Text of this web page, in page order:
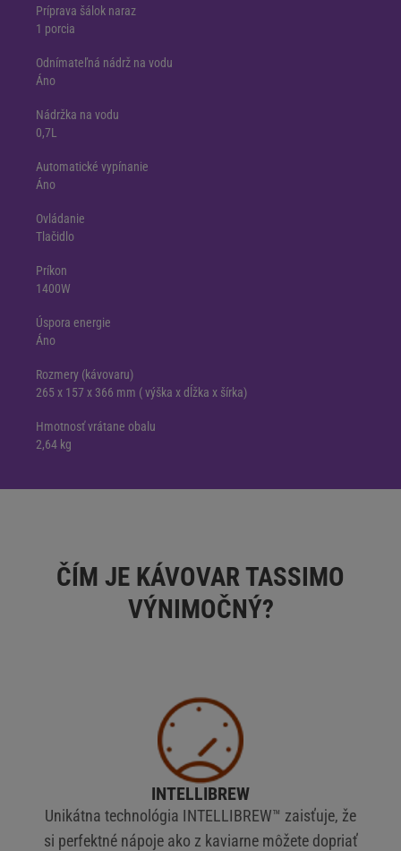
Príprava šálok naraz
1 porcia
Odnímateľná nádrž na vodu
Áno
Nádržka na vodu
0,7L
Automatické vypínanie
Áno
Ovládanie
Tlačidlo
Príkon
1400W
Úspora energie
Áno
Rozmery (kávovaru)
265 x 157 x 366 mm ( výška x dĺžka x šírka)
Hmotnosť vrátane obalu
2,64 kg
ČÍM JE KÁVOVAR TASSIMO
VÝNIMOČNÝ?
INTELLIBREW
Unikátna technológia INTELLIBREW™ zaisťuje, že
si perfektné nápoje ako z kaviarne môžete dopriať